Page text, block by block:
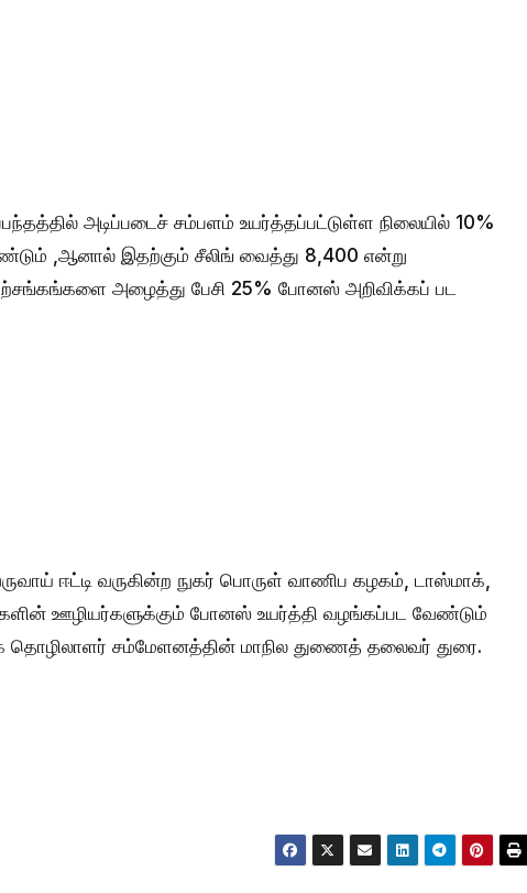
அடிப்படைச் சம்பளம் உயர்த்தப்பட்டுள்ள நிலையில் 10%
,ஆனால் இதற்கும் சீலிங் வைத்து 8,400 என்று
அழைத்து பேசி 25% போனஸ் அறிவிக்கப் பட
ஈட்டி வருகின்ற நுகர் பொருள் வாணிப கழகம், டாஸ்மாக்,
ஊழியர்களுக்கும் போனஸ் உயர்த்தி வழங்கப்பட வேண்டும்
தொழிலாளர் சம்மேளனத்தின் மாநில துணைத் தலைவர் துரை.